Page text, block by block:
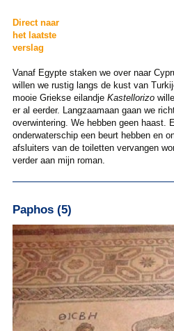
Direct naar
het laatste
verslag
Vanaf Egypte staken we over naar
willen we rustig langs de kust van
mooie Griekse eilandjeKastellorizo
er al eerder. Langzaamaan gaan we
overwintering. We hebben geen haast.
onderwaterschip een beurt hebben en
afsluiters van de toiletten vervangen
verder aan mijn roman.
Paphos (5)